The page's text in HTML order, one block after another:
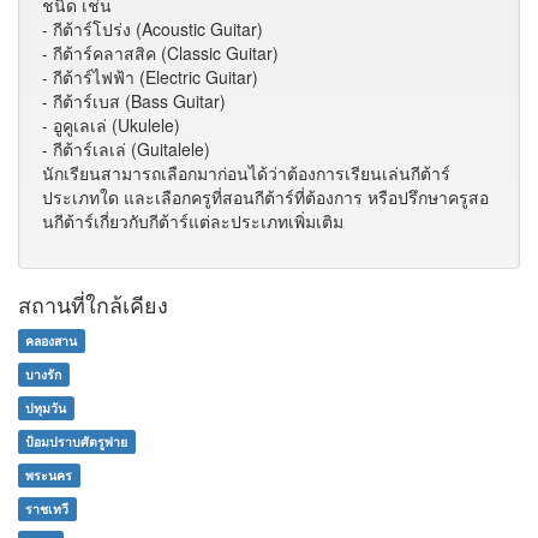
ชนิด เช่น
- กีต้าร์โปร่ง (Acoustic Guitar)
- กีต้าร์คลาสสิค (Classic Guitar)
- กีต้าร์ไฟฟ้า (Electric Guitar)
- กีต้าร์เบส (Bass Guitar)
- อูคูเลเล่ (Ukulele)
- กีต้าร์เลเล่ (Guitalele)
นักเรียนสามารถเลือกมาก่อนได้ว่าต้องการเรียนเล่นกีต้าร์
ประเภทใด และเลือกครูที่สอนกีต้าร์ที่ต้องการ หรือปรึกษาครูสอ
นกีต้าร์เกี่ยวกับกีต้าร์แต่ละประเภทเพิ่มเติม
สถานที่ใกล้เคียง
คลองสาน
บางรัก
ปทุมวัน
ป้อมปราบศัตรูพ่าย
พระนคร
ราชเทวี